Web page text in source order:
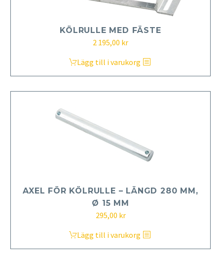
KÖLRULLE MED FÄSTE
2 195,00 kr
Lägg till i varukorg
AXEL FÖR KÖLRULLE – LÄNGD 280 MM,
Ø 15 MM
295,00 kr
Lägg till i varukorg